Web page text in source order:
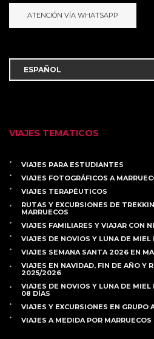
ATENCIÓN VÍA WHATSAPP
VIAJES TEMATICOS
VIAJES PARA ESTUDIANTES
VIAJES FOTOGRÁFICOS A
VIAJES TERAPÉUTICOS
RUTAS Y EXCURSIONES DE
MARRUECOS
VIAJES FAMILIARES Y VIAJAR CON
VIAJES DE NOVIOS Y LUNA DE MIEL
VIAJES SEMANA SANTA 2026 EN
VIAJES EN NAVIDAD, FIN DE AÑO Y
2025/2026
VIAJES DE NOVIOS Y LUNA DE MIEL
08 DÍAS
VIAJES Y EXCURSIONES EN GRUPO
VIAJES A MEDIDA POR MARRUECOS